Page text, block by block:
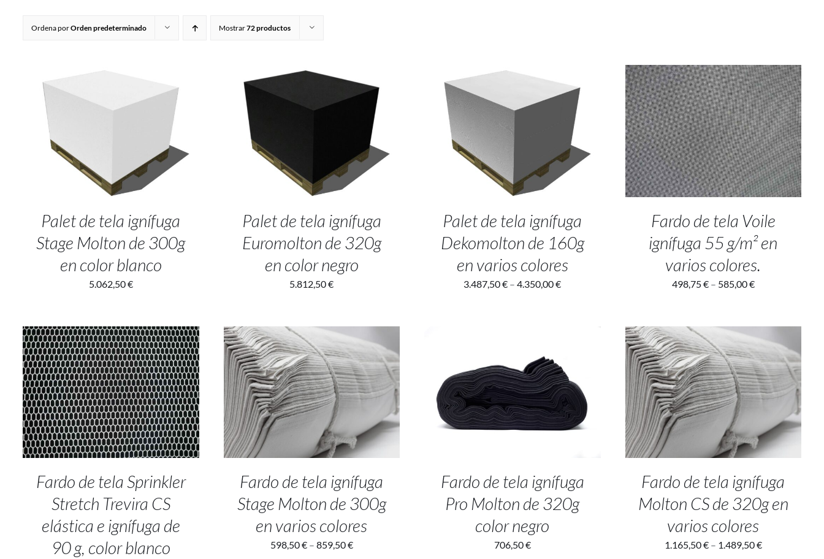
Ordena porOrden predeterminado Mostrar72 productos
SELECT OPTIONS DETALLES
Palet de tela ignífuga
Stage Molton de 300g
en color blanco
5.062,50€
Palet de tela ignífuga
Euromolton de 320g
en color negro
5.812,50€
SELECT OPTIONS DETALLES
Palet de tela ignífuga
Dekomolton de 160g
en varios colores
3.487,50€ –4.350,00€
SELECT OPTIONS / DETALLES
Fardo de tela Voile
ignífuga 55 g/m² en
varios colores.
498,75€– 585,00€
ADD TO CART / DETALLES
Fardo de tela Sprinkler
Stretch Trevira CS
elástica e ignífuga de
90 g, color blanco
SELECT OPTIONS / DETALLES
Fardo de tela ignífuga
Stage Molton de 300g
en varios colores
598,50€– 859,50€
ADD TO CART / DETALLES
Fardo de tela ignífuga
Pro Molton de 320g
color negro
706,50€
SELECT OPTIONS / DETALLES
Fardo de tela ignífuga
Molton CS de 320g en
varios colores
1.165,50€– 1.489,50€